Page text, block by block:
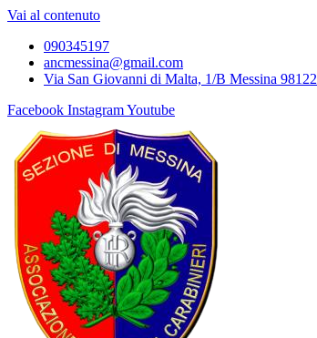
Vai al contenuto
090345197
ancmessina@gmail.com
Via San Giovanni di Malta, 1/B Messina 98122
Facebook InstagramYoutube